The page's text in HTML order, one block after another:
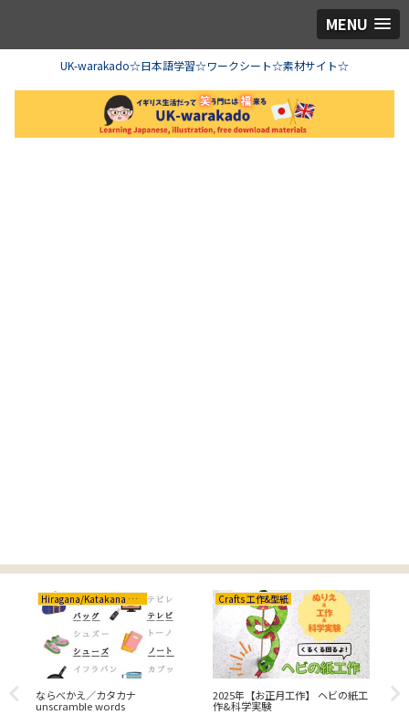
MENU
UK-warakado☆日本語学習☆ワークシート☆素材サイト☆
Hiragana/Katakana ひらがな/カタカナ
ならべかえ／カタカナ
unscramble words
Crafts 工作&型紙
2025年【お正月工作】 ヘビの紙工
作&科学実験
【